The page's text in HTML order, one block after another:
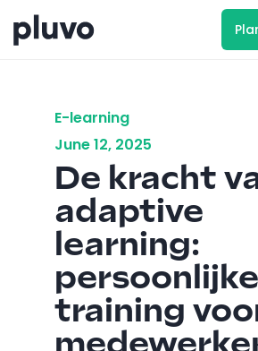
E-learning
June 12, 2025
De kracht
adaptive
learning:
persoonlijke
training